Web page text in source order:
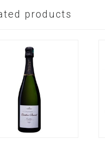
products